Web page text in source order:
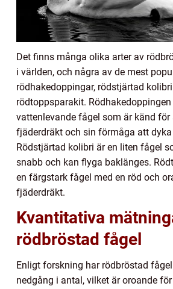
Det finns många olika arter av
i världen, och några av de mest
rödhakedoppingar, rödstjärtad
rödtoppsparakit. Rödhakedoppingen
vattenlevande fågel som är känd för
fjäderdräkt och sin förmåga att
Rödstjärtad kolibri är en liten fågel
snabb och kan flyga baklänges.
en färgstark fågel med en röd och
fjäderdräkt.
Kvantitativa
rödbröstad fågel
Enligt forskning har rödbröstad
nedgång i antal, vilket är oroande